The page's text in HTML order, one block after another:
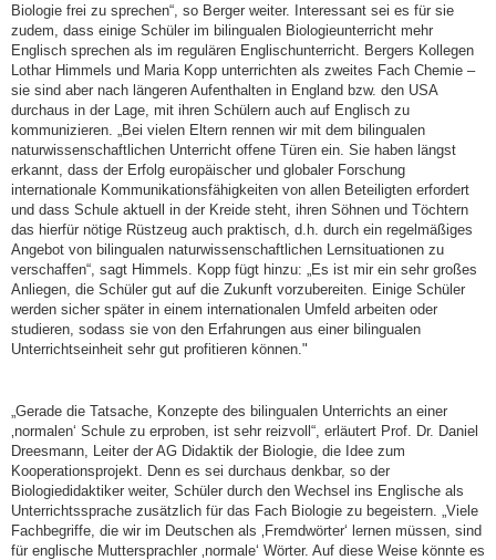
Biologie frei zu sprechen“, so Berger weiter. Interessant sei es für sie
zudem, dass einige Schüler im bilingualen Biologieunterricht mehr
Englisch sprechen als im regulären Englischunterricht. Bergers Kollegen
Lothar Himmels und Maria Kopp unterrichten als zweites Fach Chemie –
sie sind aber nach längeren Aufenthalten in England bzw. den USA
durchaus in der Lage, mit ihren Schülern auch auf Englisch zu
kommunizieren. „Bei vielen Eltern rennen wir mit dem bilingualen
naturwissenschaftlichen Unterricht offene Türen ein. Sie haben längst
erkannt, dass der Erfolg europäischer und globaler Forschung
internationale Kommunikationsfähigkeiten von allen Beteiligten erfordert
und dass Schule aktuell in der Kreide steht, ihren Söhnen und Töchtern
das hierfür nötige Rüstzeug auch praktisch, d.h. durch ein regelmäßiges
Angebot von bilingualen naturwissenschaftlichen Lernsituationen zu
verschaffen“, sagt Himmels. Kopp fügt hinzu: „Es ist mir ein sehr großes
Anliegen, die Schüler gut auf die Zukunft vorzubereiten. Einige Schüler
werden sicher später in einem internationalen Umfeld arbeiten oder
studieren, sodass sie von den Erfahrungen aus einer bilingualen
Unterrichtseinheit sehr gut profitieren können."
„Gerade die Tatsache, Konzepte des bilingualen Unterrichts an einer
‚normalen‘ Schule zu erproben, ist sehr reizvoll“, erläutert Prof. Dr. Daniel
Dreesmann, Leiter der AG Didaktik der Biologie, die Idee zum
Kooperationsprojekt. Denn es sei durchaus denkbar, so der
Biologiedidaktiker weiter, Schüler durch den Wechsel ins Englische als
Unterrichtssprache zusätzlich für das Fach Biologie zu begeistern. „Viele
Fachbegriffe, die wir im Deutschen als ‚Fremdwörter‘ lernen müssen, sind
für englische Muttersprachler ‚normale‘ Wörter. Auf diese Weise könnte es